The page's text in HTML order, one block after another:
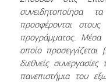
ΓΙΑΤΙ ΝΑ
ΟΙ
ΤΡΟΠΟΣ
συνειδητοποίησα
προσφέρονται
προγράμματος.
οποίο
διεθνείς
πανεπιστήμια του